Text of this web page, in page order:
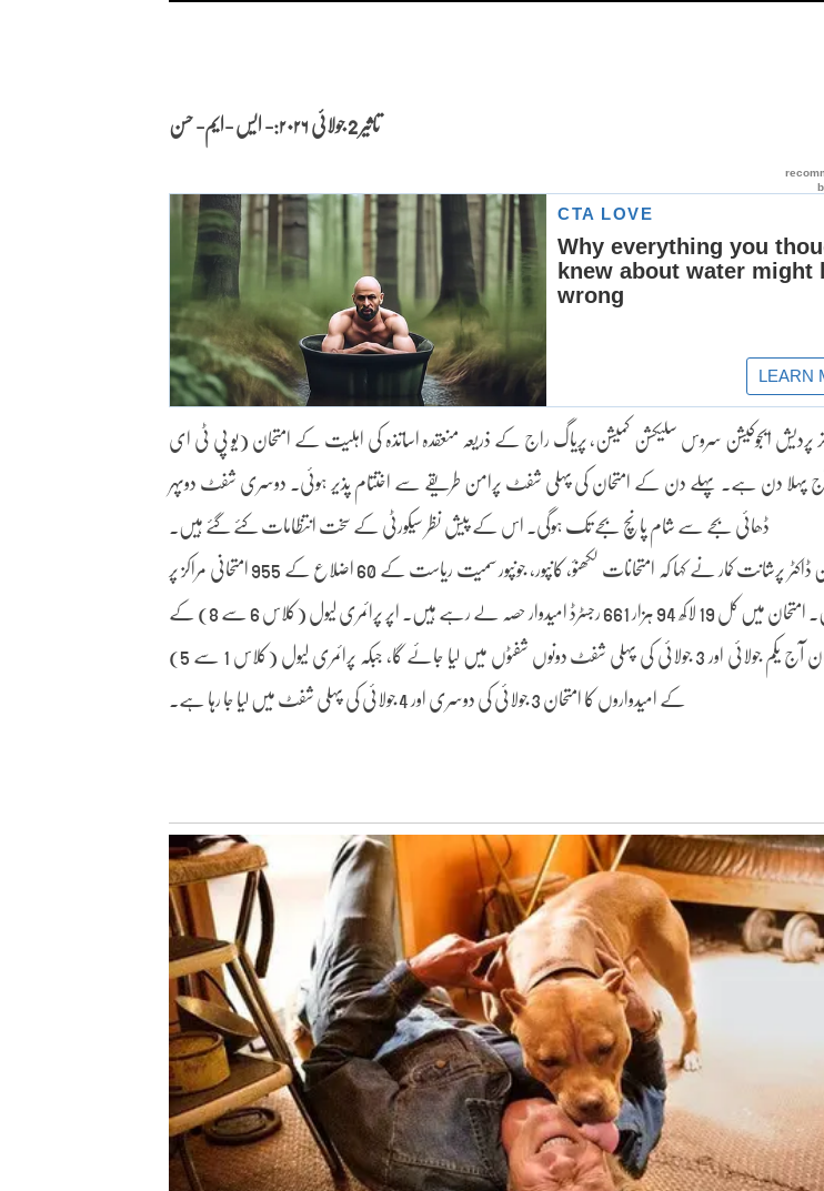
تاثیر 2 جولائی ۲۰۲۶:- ایس -ایم- حسن
اتر پردیش ایجوکیشن سروس سلیکشن کمیشن، پریاگ راج کے ذریعہ منعقدہ اساتذہ کی اہلیت کے امتحان (یو پی ٹی ای
کا آج پہلا دن ہے۔ پہلے دن کے امتحان کی پہلی شفٹ پرامن طریقے سے اختتام پذیر ہوئی۔ دوسری شفٹ دوپہر
ڈھائی بجے سے شام پانچ بجے تک ہوگی۔ اس کے پیش نظر سیکورٹی کے سخت انتظامات کئے گئے ہیں۔
کمیشن کے چیئرمین ڈاکٹر پرشانت کمار نے کہا کہ امتحانات لکھنؤ، کانپور، جونپور سمیت ریاست کے 60 اضلاع کے 955 امتحانی مراکز پر
منعقد ہو رہے ہیں۔ امتحان میں کل 19 لاکھ 94 ہزار 661 رجسٹرڈ امیدوار حصہ لے رہے ہیں۔ اپر پرائمری لیول (کلاس 6 سے 8) کے
امیدواروں کا امتحان آج یکم جولائی اور 3 جولائی کی پہلی شفٹ دونوں شفٹوں میں لیا جائے گا، جبکہ پرائمری لیول (کلاس 1 سے 5)
کے امیدواروں کا امتحان 3 جولائی کی دوسری اور 4 جولائی کی پہلی شفٹ میں لیا جا رہا ہے۔